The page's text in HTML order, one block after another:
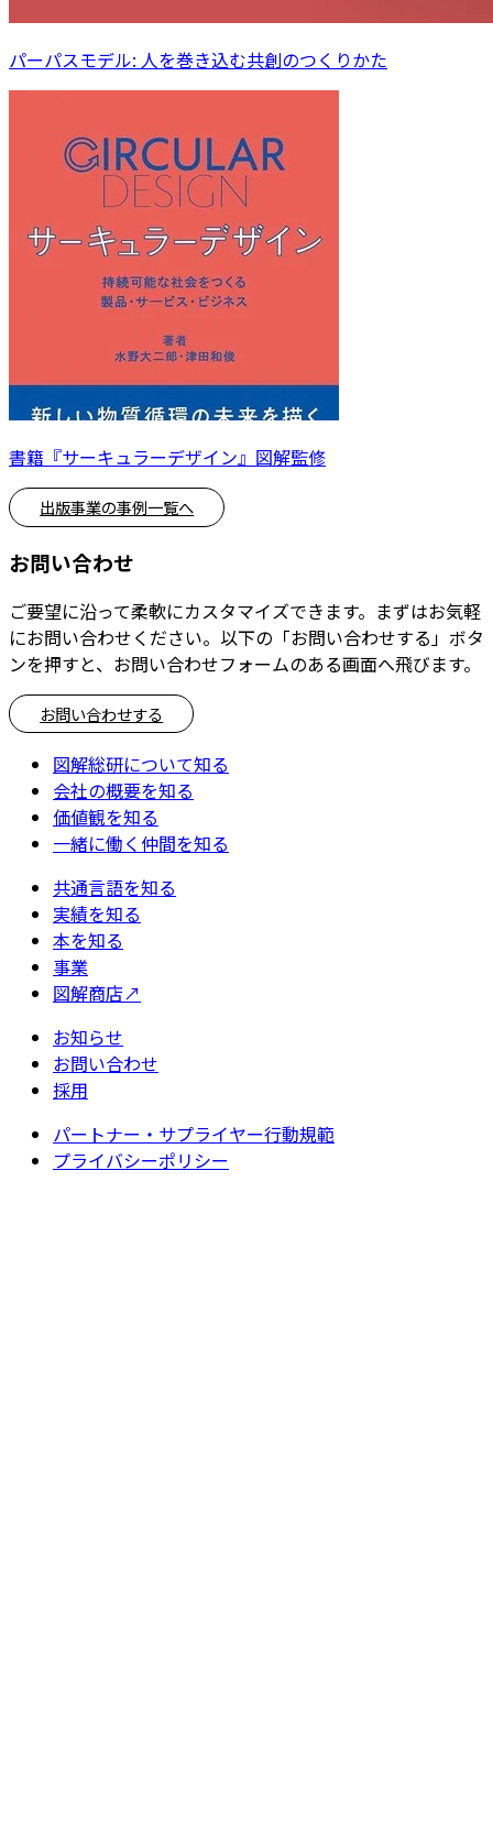
パーパスモデル: 人を巻き込む共創のつくりかた
書籍『サーキュラーデザイン』図解監修
出版事業の事例一覧へ
お問い合わせ
ご要望に沿って柔軟にカスタマイズできます。まずはお気軽
にお問い合わせください。以下の「お問い合わせする」ボタ
ンを押すと、お問い合わせフォームのある画面へ飛びます。
お問い合わせする
図解総研について知る
会社の概要を知る
価値観を知る
一緒に働く仲間を知る
共通言語を知る
実績を知る
本を知る
事業
図解商店↗
お知らせ
お問い合わせ
採用
パートナー・サプライヤー行動規範
プライバシーポリシー